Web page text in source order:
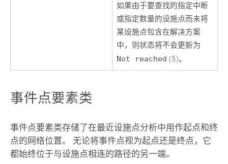
如果由于要查找的指定中断
或指定数量的设施点而未将
某设施点包含在解决方案
中，则状态将不会更新为
Not reached (5)。
事件点要素类
事件点要素类存储了在最近设施点分析中用作起点和终
点的网络位置。 无论将事件点视为起点还是终点，它
都始终位于与设施点相连的路径的另一端。